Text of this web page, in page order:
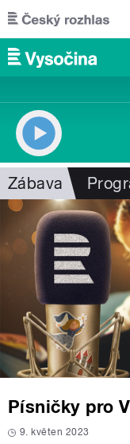
Přejít k hlavnímu
Zábava
Písničky pro
9. květen 2023